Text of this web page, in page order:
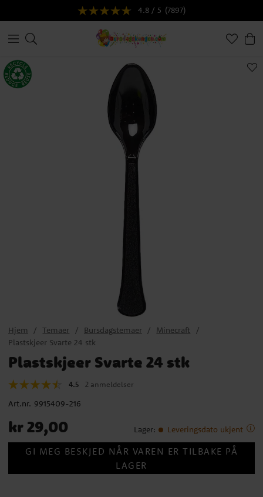
4.8 / 5 (7897)
Hjem Temaer Bursdagstemaer
Minecraft
Plastskjeer Svarte 24 stk
Plastskjeer Svarte 24 stk
4.5 2 anmeldelser
Art.nr. 9915409-216
Pris
:kr 29,00
kr 29,00 Lager: Leveringsdato ukjent
GI MEG BESKJED NÅR VAREN ER TILBAKE PÅ
LAGER